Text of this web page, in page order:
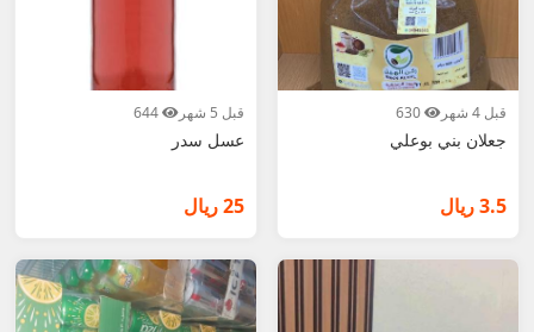
قبل 4 شهر
جعلان بني بوعلي
3.5 ريال
قبل 5 شهر
عسل سدر
25 ريال